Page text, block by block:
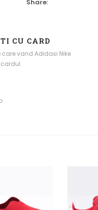
Share:
CU CARD
care vand Adidasi Nike